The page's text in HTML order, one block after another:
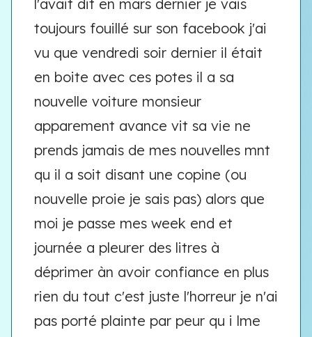
l'avait dit en mars dernier je vais
toujours fouillé sur son facebook j'ai
vu que vendredi soir dernier il était
en boite avec ces potes il a sa
nouvelle voiture monsieur
apparement avance vit sa vie ne
prends jamais de mes nouvelles mnt
qu il a soit disant une copine (ou
nouvelle proie je sais pas) alors que
moi je passe mes week end et
journée a pleurer des litres à
déprimer àn avoir confiance en plus
rien du tout c'est juste l'horreur je n'ai
pas porté plainte par peur qu i lme